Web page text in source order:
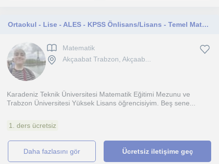
Ortaokul - Lise - ALES - KPSS Önlisans/Lisans - Temel Matematik - Online ve Yüz Yüze Özel Ders
Matematik
Akçaabat Trabzon, Akçaab...
Karadeniz Teknik Üniversitesi Matematik Eğitimi Mezunu ve
Trabzon Üniversitesi Yüksek Lisans öğrencisiyim. Beş sene...
1. ders ücretsiz
daha fazlasını gör Ücretsiz iletişime geç